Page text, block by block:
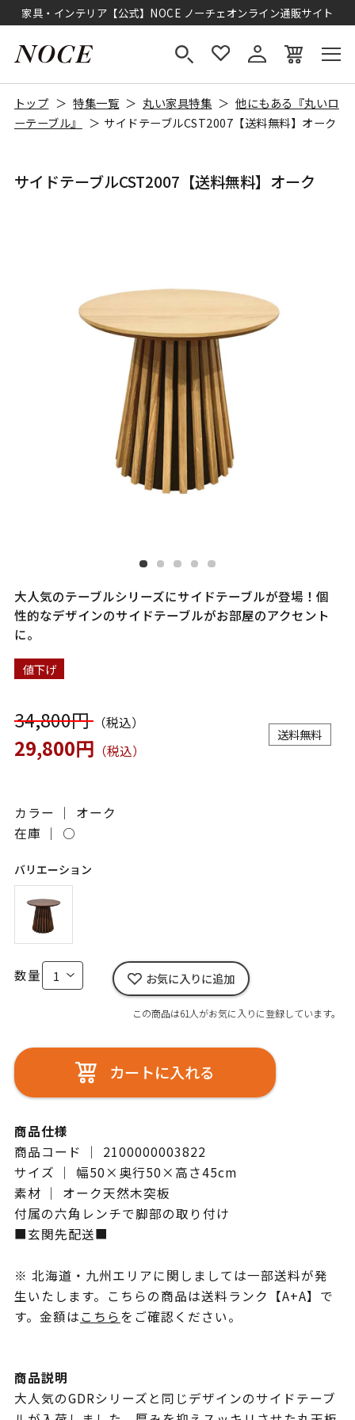
家具・インテリア【公式】NOCE ノーチェオンライン通販サイト
トップ 特集一覧 丸い家具特集
他にもある『丸いロ
ーテーブル』
サイドテーブルCST2007【送料無料】オーク
サイドテーブルCST2007【送料無料】オーク
大人気のテーブルシリーズにサイドテーブルが登場！個
性的なデザインのサイドテーブルがお部屋のアクセント
に。
値下げ
34,800円（税込）
29,800円 （税込）
送料無料
カラー ｜ オーク
在庫 ｜ ○
バリエーション
数量 お気に入りに追加
この商品は61人がお気に入りに登録しています。
カートに入れる
商品仕様
商品コード ｜ 2100000003822
サイズ ｜ 幅50×奥行50×高さ45cm
素材 ｜ オーク天然木突板
付属の六角レンチで脚部の取り付け
■玄関先配送■
※ 北海道・九州エリアに関しましては一部送料が発
生いたします。こちらの商品は送料ランク【A+A】で
す。金額はこちらをご確認ください。
商品説明
大人気のGDRシリーズと同じデザインのサイドテーブ